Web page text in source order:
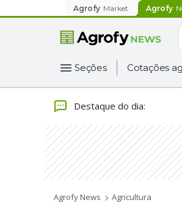
Agrofy Market Agrofy
Seções Cotações
Destaque do dia:
Agrofy News Agricultura